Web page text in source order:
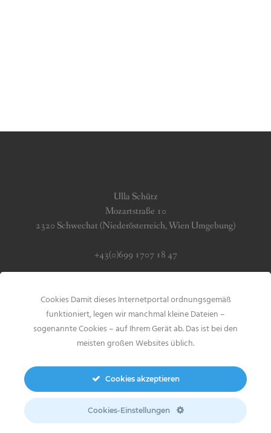
Ulla Schütz
Mozartstraße 10
2320 Schwechat (Niederösterreich, Wien Umgebung)
+43(0)699 1707 18 47
Impressum & Datenschutz
Search
for:
Cookies Damit dieses Internetportal ordnungsgemäß
funktioniert, legen wir manchmal kleine Dateien –
sogenannte Cookies – auf Ihrem Gerät ab. Das ist bei den
meisten großen Websites üblich.
Cookies akzeptieren
Cookies-Einstellungen